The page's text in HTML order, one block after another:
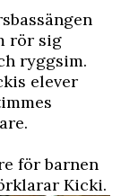
rör sig
ryggsim.
elever
för barnen
Kicki.